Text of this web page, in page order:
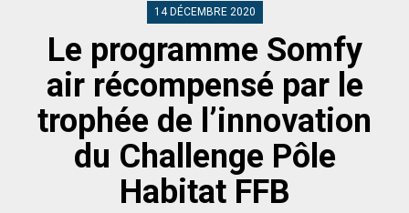
14 DÉCEMBRE 2020
Le programme Somfy
air récompensé par le
trophée de l’innovation
du Challenge Pôle
Habitat FFB